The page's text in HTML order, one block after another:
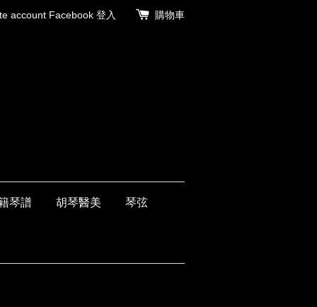
account Facebook 登入 購物車
琴譜 胡琴醫美 琴弦